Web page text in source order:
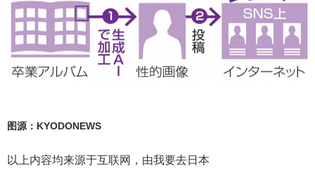
图源：KYODONEWS
以上内容均来源于互联网，由我要去日本